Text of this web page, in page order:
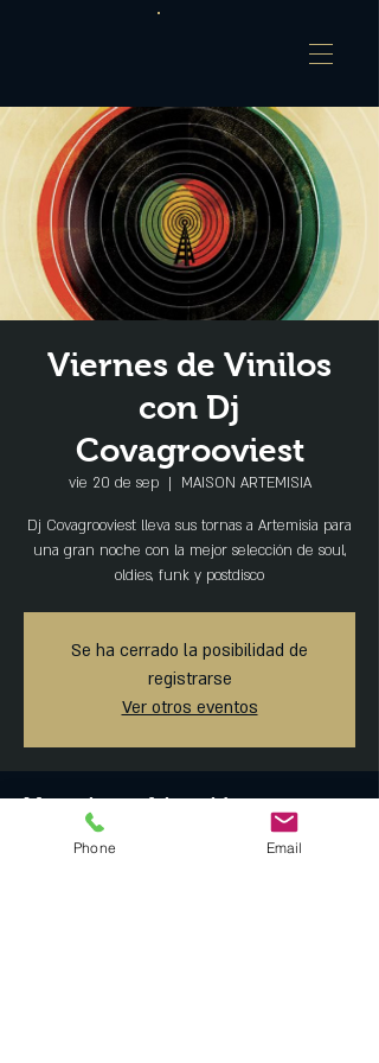
Viernes de Vinilos
con Dj
Covagrooviest
vie 20 de sep
  |
MAISON ARTEMISIA
Dj Covagrooviest lleva sus tornas a Artemisia para
una gran noche con la mejor selección de soul,
oldies, funk y postdisco
Se ha cerrado la posibilidad de
registrarse
Ver otros eventos
Horario y ubicación
20 sep 2019, 10:00 p.m. – 21 sep 2019, 1:45 a.m.
Phone Email